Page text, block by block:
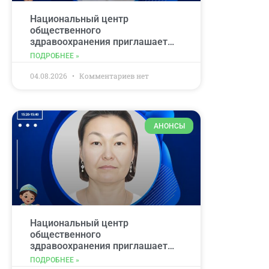
Национальный центр
общественного
здравоохранения приглашает
принять участие в
вопросам иммунопрофилактики.
ПОДРОБНЕЕ »
04.08.2026 Комментариев нет
АНОНСЫ
Национальный центр
общественного
здравоохранения приглашает
принять участие в
ПОДРОБНЕЕ »